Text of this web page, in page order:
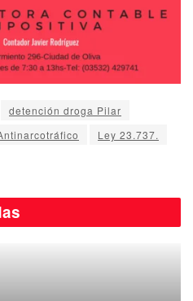
detención droga Pilar
Ley 23.737.